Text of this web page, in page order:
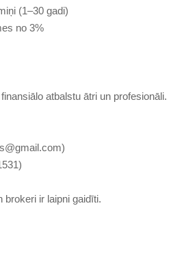
(1–30 gadi)
no 3%
atbalstu ātri un profesionāli.
)
brokeri ir laipni gaidīti.